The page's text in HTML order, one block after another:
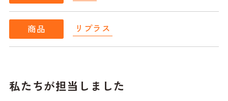
商品 リプラス
私たちが担当しました